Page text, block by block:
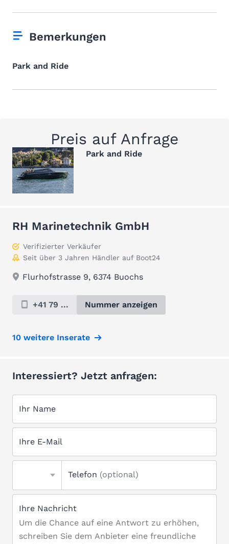
Bemerkungen
Park and Ride
Preis auf Anfrage
Park and Ride
RH Marinetechnik GmbH
Verifizierter Verkäufer
Seit über 3 Jahren Händler auf Boot24
Flurhofstrasse 9, 6374 Buochs
+41 79 ... Nummer anzeigen
10 weitere Inserate
Interessiert? Jetzt anfragen:
Ihr Name
Ihre E-Mail
Telefon (optional)
Ihre Nachricht